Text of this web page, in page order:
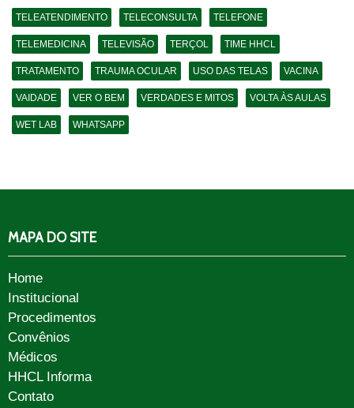
TELEATENDIMENTO TELECONSULTA TELEFONE
TELEMEDICINA TELEVISÃO TERÇOL TIME HHCL
TRATAMENTO TRAUMA OCULAR USO DAS TELAS VACINA
VAIDADE VER O BEM VERDADES E MITOS VOLTA ÀS AULAS
WET LAB WHATSAPP
MAPA DO SITE
Home
Institucional
Procedimentos
Convênios
Médicos
HHCL Informa
Contato